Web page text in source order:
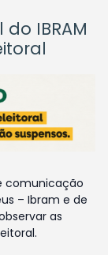
IBRAM
comunicação
– Ibram e de
as